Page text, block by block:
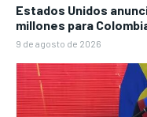
Estados Unidos
millones para
9 de agosto de 2026